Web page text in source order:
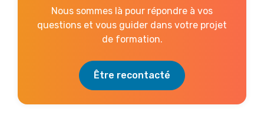
Nous sommes là pour répondre à vos
questions et vous guider dans votre projet
de formation.
Être recontacté